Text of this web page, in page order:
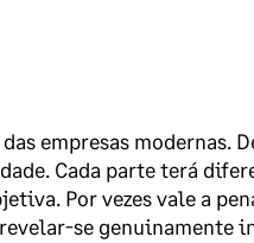
empresas modernas.
Cada parte terá
Por vezes vale a
se genuinamente